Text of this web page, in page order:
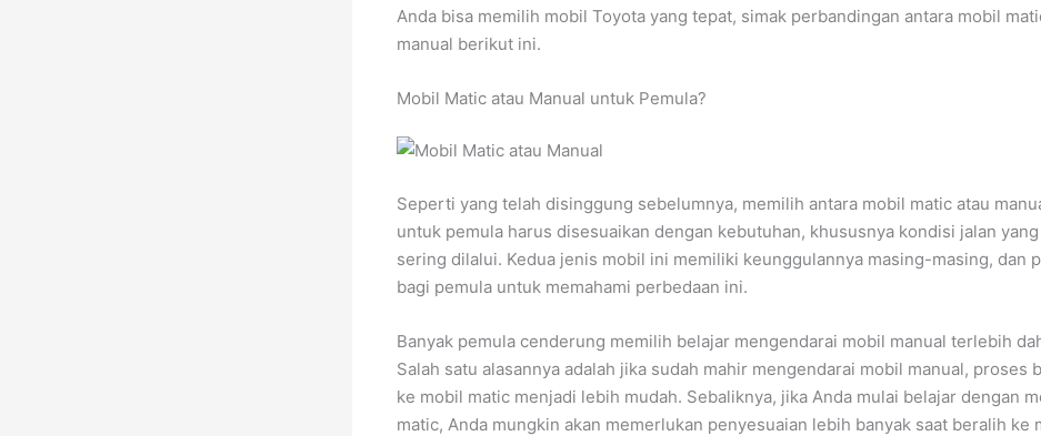
Anda bisa memilih mobil Toyota yang tepat, simak perbandingan antara mobil
manual berikut ini.
Mobil Matic atau Manual untuk Pemula?
Seperti yang telah disinggung sebelumnya, memilih antara mobil matic atau
untuk pemula harus disesuaikan dengan kebutuhan, khususnya kondisi jalan yang
sering dilalui. Kedua jenis mobil ini memiliki keunggulannya masing-masing, dan
bagi pemula untuk memahami perbedaan ini.
Banyak pemula cenderung memilih belajar mengendarai mobil manual terlebih
Salah satu alasannya adalah jika sudah mahir mengendarai mobil manual, proses
ke mobil matic menjadi lebih mudah. Sebaliknya, jika Anda mulai belajar dengan
matic, Anda mungkin akan memerlukan penyesuaian lebih banyak saat beralih ke